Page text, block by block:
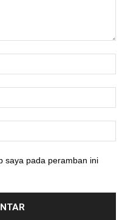
saya pada peramban ini